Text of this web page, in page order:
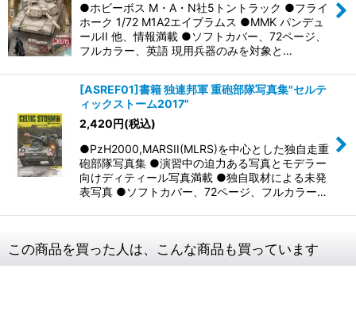
●ホビーボス M・A・N社5トントラック ●フライ
ホーク 1/72 M1A2エイブラムス ●MMK パンデュ
ールII 他、情報満載 ●ソフトカバー、72ページ、
フルカラー、英語 現用兵器のみを対象と…
[ASREF01]書籍 独連邦軍 重砲部隊写真集"セルテ
ィックストーム2017"
2,420円(税込)
●PzH2000,MARSII(MLRS)を中心とした独自走重
砲部隊写真集 ●演習中の迫力ある写真とモデラー
向けディティール写真満載 ●独自取材による未発
表写真 ●ソフトカバー、72ページ、フルカラー…
この商品を買った人は、こんな商品も買っています